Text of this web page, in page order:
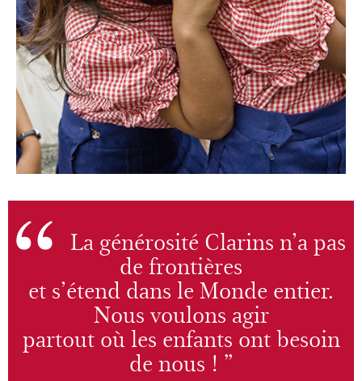
La générosité Clarins n’a pas
de frontières
et s’étend dans le Monde entier.
Nous voulons agir
partout où les enfants ont besoin
de nous ! ”